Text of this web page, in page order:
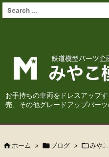
お手持ちの車両をドレスアップ
売、その他グレードアップパー
 ホーム > ブログ > みや